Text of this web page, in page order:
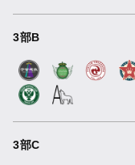
3部B
3部C